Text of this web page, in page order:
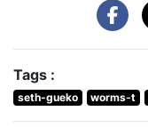
Tags :
seth-gueko worms-t